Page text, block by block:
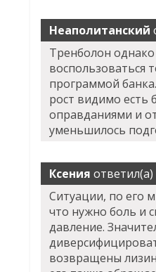
Неаполитанский
Тренболон
воспользоваться
программой
рост видимо есть
оправданиями и
уменьшилось
Ксения ответил(а)
Ситуации, по его
что нужно боль и
давление.
возвращены